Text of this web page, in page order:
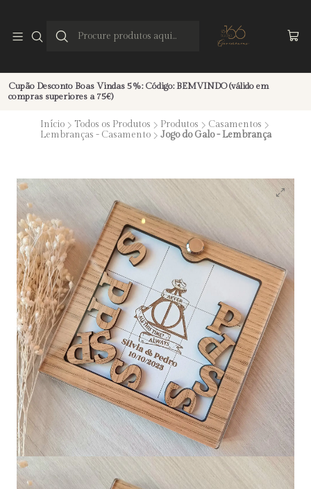
Cupão Desconto Boas Vindas 5%: Código: BEMVINDO (válido em
compras superiores a 75€)
Início Todos os Produtos Produtos
Casamentos
Lembranças - Casamento
Jogo do Galo - Lembrança